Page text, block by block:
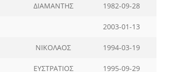
ΔΙΑΜΑΝΤΗΣ 1982-09-28
2003-01-13
ΝΙΚΟΛΑΟΣ 1994-03-19
ΕΥΣΤΡΑΤΙΟΣ 1995-09-29